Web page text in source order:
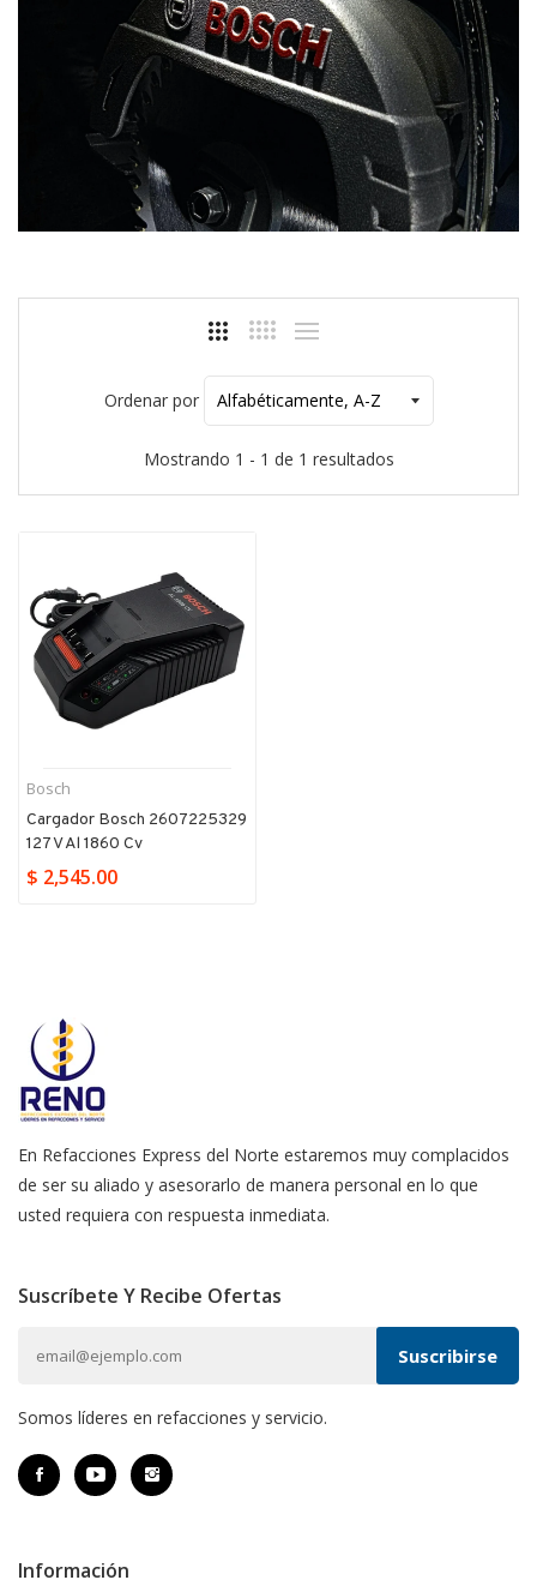
Ordenar por
Mostrando 1 - 1 de 1 resultados
Bosch
Cargador Bosch 2607225329
127 V Al 1860 Cv
$ 2,545.00
En Refacciones Express del Norte estaremos muy complacidos
de ser su aliado y asesorarlo de manera personal en lo que
usted requiera con respuesta inmediata.
Suscríbete Y Recibe Ofertas
Somos líderes en refacciones y servicio.
Información